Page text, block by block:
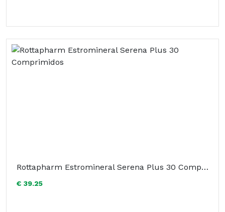
Rottapharm Estromineral Serena Plus 30 Comprimidos
€ 39.25